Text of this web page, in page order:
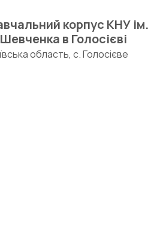
корпус КНУ ім.
в Голосієві
область, с. Голосієве